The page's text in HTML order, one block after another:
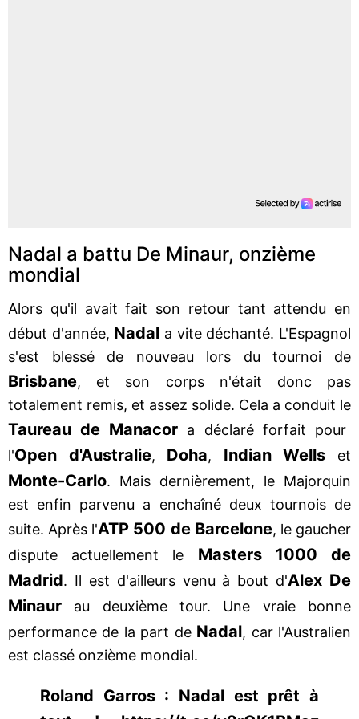
Nadal a battu De Minaur, onzième
mondial
Alors qu'il avait fait son retour tant attendu en
début d'année, Nadal a vite déchanté. L'Espagnol
s'est blessé de nouveau lors du tournoi de
Brisbane, et son corps n'était donc pas
totalement remis, et assez solide. Cela a conduit le
Taureau de Manacor a déclaré forfait pour
l'Open d'Australie, Doha, Indian Wells et
Monte-Carlo. Mais dernièrement, le Majorquin
est enfin parvenu a enchaîné deux tournois de
suite. Après l'ATP 500 de Barcelone, le gaucher
dispute actuellement le Masters 1000 de
Madrid. Il est d'ailleurs venu à bout d'Alex De
Minaur au deuxième tour. Une vraie bonne
performance de la part de Nadal, car l'Australien
est classé onzième mondial.
Roland Garros : Nadal est prêt à